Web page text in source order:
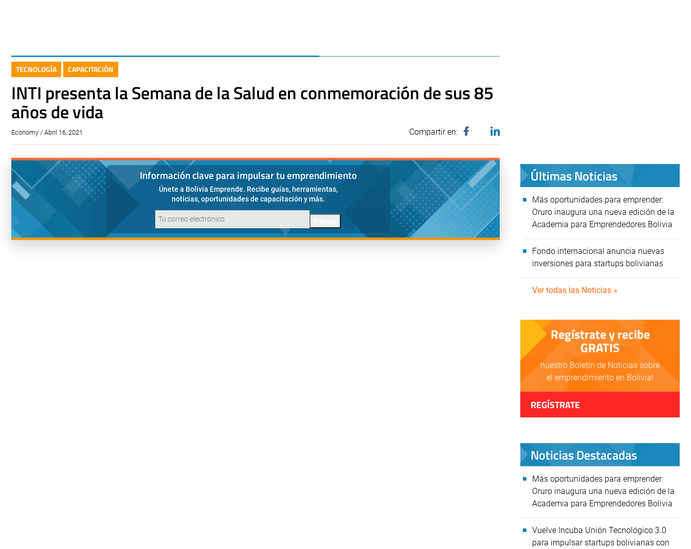
TECNOLOGÍA CAPACITACIÓN
INTI presenta la Semana de la Salud en conmemoración de sus 85
años de vida
Economy / Abril 16, 2021 Compartir en:
Información clave para impulsar tu emprendimiento
Únete a Bolivia Emprende. Recibe guías, herramientas,
noticias, oportunidades de capacitación y más.
Últimas Noticias
Más oportunidades para emprender:
Oruro inaugura una nueva edición de la
Academia para Emprendedores Bolivia
Fondo internacional anuncia nuevas
inversiones para startups bolivianas
Ver todas las Noticias »
Regístrate y recibe
GRATIS
nuestro Boletín de Noticias sobre
el emprendimiento en Bolivia!
REGÍSTRATE
Noticias Destacadas
Más oportunidades para emprender:
Oruro inaugura una nueva edición de la
Academia para Emprendedores Bolivia
Vuelve Incuba Unión Tecnológico 3.0
para impulsar startups bolivianas con